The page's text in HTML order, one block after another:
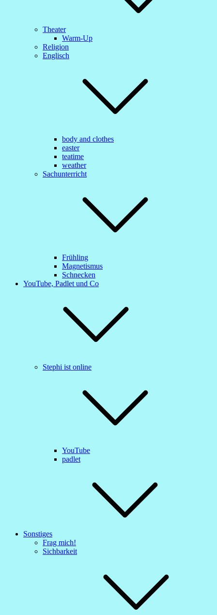
Theater
Warm-Up
Religion
Englisch
body and clothes
easter
teatime
weather
Sachunterricht
Frühling
Magnetismus
Schnecken
YouTube, Padlet und Co
Stephi ist online
YouTube
padlet
Sonstiges
Frag mich!
Sichbarkeit